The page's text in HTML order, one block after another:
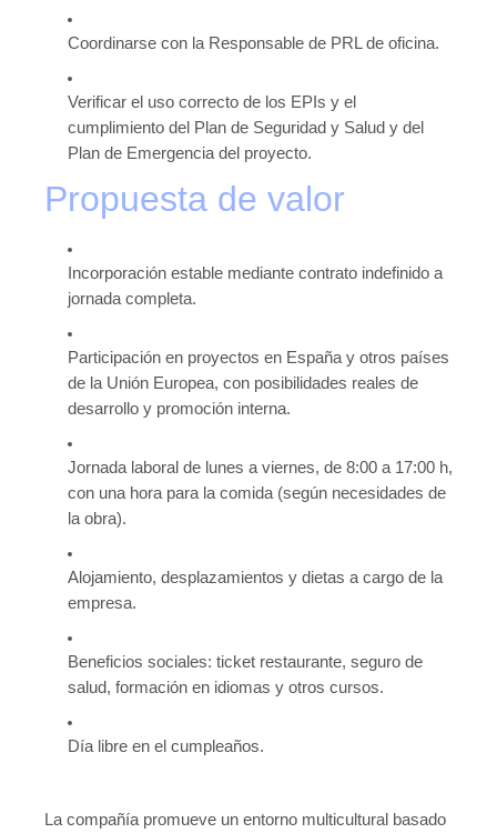
Coordinarse con la Responsable de PRL de oficina.
Verificar el uso correcto de los EPIs y el
cumplimiento del Plan de Seguridad y Salud y del
Plan de Emergencia del proyecto.
Propuesta de valor
Incorporación estable mediante contrato indefinido a
jornada completa.
Participación en proyectos en España y otros países
de la Unión Europea, con posibilidades reales de
desarrollo y promoción interna.
Jornada laboral de lunes a viernes, de 8:00 a 17:00 h,
con una hora para la comida (según necesidades de
la obra).
Alojamiento, desplazamientos y dietas a cargo de la
empresa.
Beneficios sociales: ticket restaurante, seguro de
salud, formación en idiomas y otros cursos.
Día libre en el cumpleaños.
La compañía promueve un entorno multicultural basado